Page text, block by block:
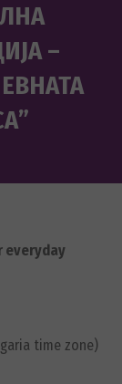
–
everyday
time zone)